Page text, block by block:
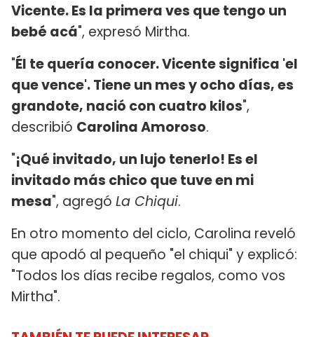
Vicente. Es la primera ves que tengo un
bebé acá", expresó Mirtha.
"Él te quería conocer. Vicente significa 'el
que vence'. Tiene un mes y ocho días, es
grandote, nació con cuatro kilos",
describió Carolina Amoroso.
"¡Qué invitado, un lujo tenerlo! Es el
invitado más chico que tuve en mi
mesa", agregó La Chiqui.
En otro momento del ciclo, Carolina reveló
que apodó al pequeño "el chiqui" y explicó:
"Todos los días recibe regalos, como vos
Mirtha".